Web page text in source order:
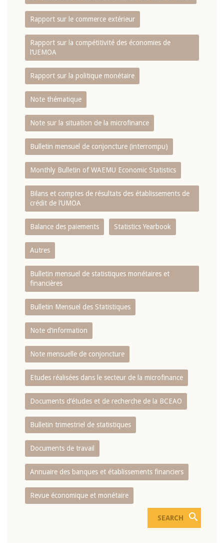
Rapport sur le commerce extérieur
Rapport sur la compétitivité des économies de
l‘UEMOA
Rapport sur la politique monétaire
Note thématique
Note sur la situation de la microfinance
Bulletin mensuel de conjoncture (interrompu)
Monthly Bulletin of WAEMU Economic Statistics
Bilans et comptes de résultats des établissements de
crédit de l‘UMOA
Balance des paiements Statistics Yearbook
Autres
Bulletin mensuel de statistiques monétaires et
financières
Bulletin Mensuel des Statistiques
Note d’information
Note mensuelle de conjoncture
Etudes réalisées dans le secteur de la microfinance
Documents d’études et de recherche de la BCEAO
Bulletin trimestriel de statistiques
Documents de travail
Annuaire des banques et établissements financiers
Revue économique et monétaire